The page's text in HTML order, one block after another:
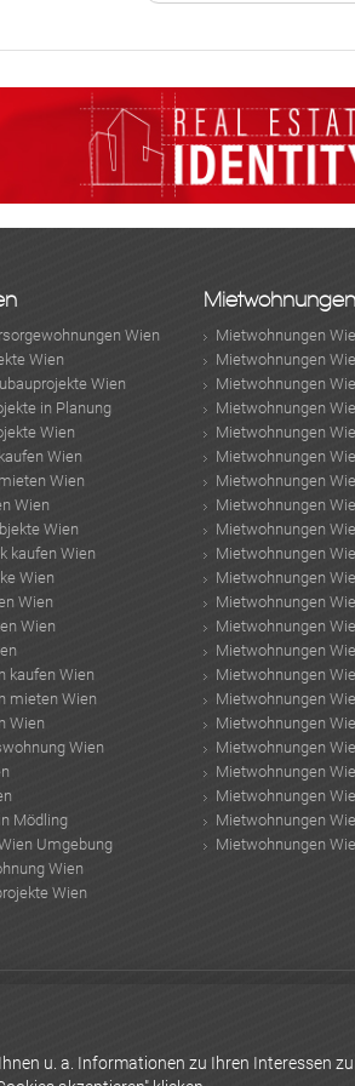
Wien
Wien
Wien
in Planung
Wien
Wien
Wien
Wien
Wien
kaufen Wien
Wien
Wien
Wien
kaufen Wien
mieten Wien
Wien
Wien
Mödling
Umgebung
Wien
Wien
Mietwohnungen
Mietwohnungen
Mietwohnungen
Mietwohnungen
Mietwohnungen
Mietwohnungen
Mietwohnungen
Mietwohnungen
Mietwohnungen
Mietwohnungen
Mietwohnungen
Mietwohnungen
Mietwohnungen
Mietwohnungen
Mietwohnungen
Mietwohnungen
Mietwohnungen
Mietwohnungen
Mietwohnungen
Mietwohnungen
Mietwohnungen
Mietwohnungen
Mietwohnungen
u. a. Informationen zu Ihren Interessen zu